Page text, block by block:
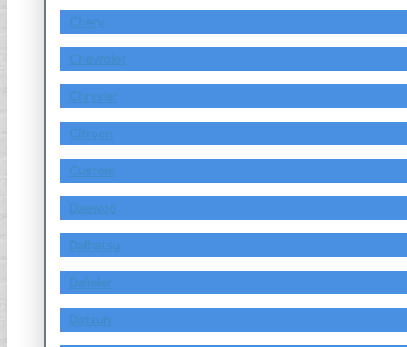
Chery
Chevrolet
Chrysler
Citroen
Custom
Daewoo
Daihatsu
Daimler
Datsun